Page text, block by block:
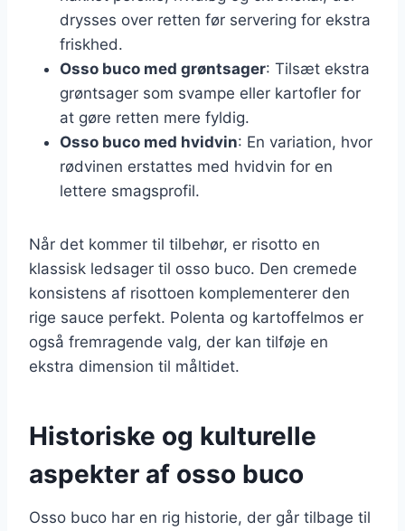
drysses over retten før servering for ekstra
friskhed.
Osso buco med grøntsager: Tilsæt ekstra
grøntsager som svampe eller kartofler for
at gøre retten mere fyldig.
Osso buco med hvidvin: En variation, hvor
rødvinen erstattes med hvidvin for en
lettere smagsprofil.
Når det kommer til tilbehør, er risotto en
klassisk ledsager til osso buco. Den cremede
konsistens af risottoen komplementerer den
rige sauce perfekt. Polenta og kartoffelmos er
også fremragende valg, der kan tilføje en
ekstra dimension til måltidet.
Historiske og kulturelle
aspekter af osso buco
Osso buco har en rig historie, der går tilbage til